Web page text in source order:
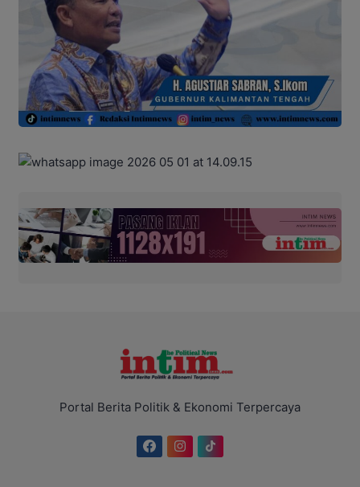
Portal Berita Politik & Ekonomi Terpercaya